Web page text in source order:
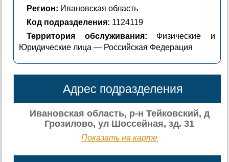
Регион: Ивановская область
Код подразделения: 1124119
Территория обслуживания: Физические и
Юридические лица — Российская Федерация
Адрес подразделения
Ивановская область, р-н Тейковский, д
Грозилово, ул Шоссейная, зд. 31
Показать на карте